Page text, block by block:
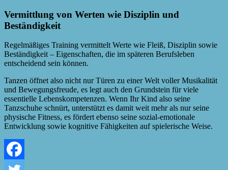
Vermittlung von Werten wie Disziplin und
Beständigkeit
Regelmäßiges Training vermittelt Werte wie Fleiß, Disziplin sowie
Beständigkeit – Eigenschaften, die im späteren Berufsleben
entscheidend sein können.
Tanzen öffnet also nicht nur Türen zu einer Welt voller Musikalität
und Bewegungsfreude, es legt auch den Grundstein für viele
essentielle Lebenskompetenzen. Wenn Ihr Kind also seine
Tanzschuhe schnürt, unterstützt es damit weit mehr als nur seine
physische Fitness, es fördert ebenso seine sozial-emotionale
Entwicklung sowie kognitive Fähigkeiten auf spielerische Weise.